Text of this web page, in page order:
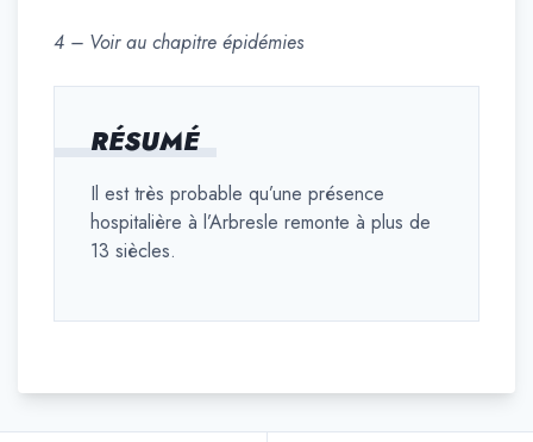
RÉSUMÉ
Il est très probable qu’une présence
hospitalière à l’Arbresle remonte à plus de
13 siècles.
4 – Voir au chapitre épidémies